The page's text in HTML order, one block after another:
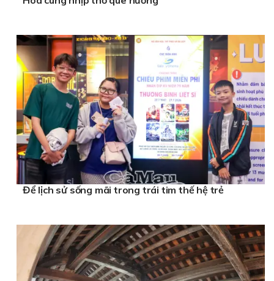
Để lịch sử sống mãi trong trái tim thế hệ trẻ